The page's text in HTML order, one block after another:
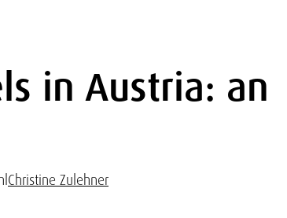
in Austria: an
Christine Zulehner